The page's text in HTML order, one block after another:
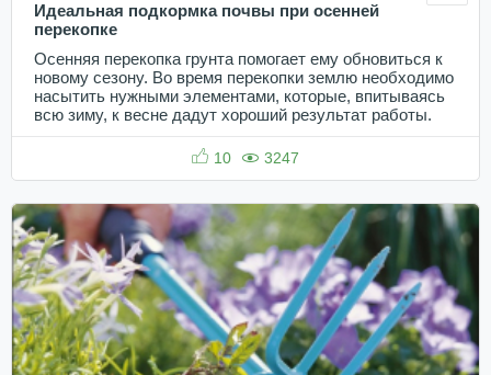
Идеальная подкормка почвы при осенней
перекопке
Осенняя перекопка грунта помогает ему обновиться к
новому сезону. Во время перекопки землю необходимо
насытить нужными элементами, которые, впитываясь
всю зиму, к весне дадут хороший результат работы.
10 3247